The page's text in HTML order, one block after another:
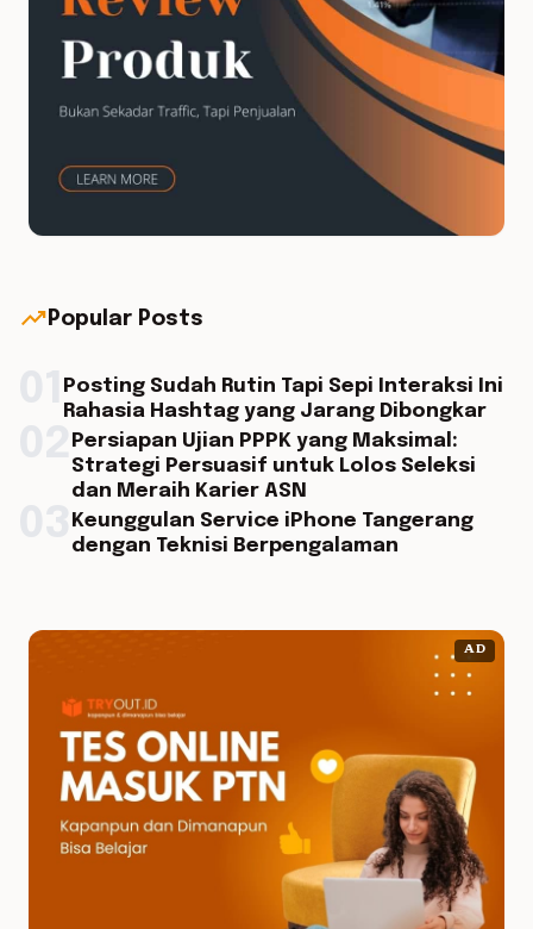
trending_up Popular Posts
Posting Sudah Rutin Tapi Sepi Interaksi Ini
Rahasia Hashtag yang Jarang Dibongkar
Persiapan Ujian PPPK yang Maksimal:
Strategi Persuasif untuk Lolos Seleksi
dan Meraih Karier ASN
Keunggulan Service iPhone Tangerang
dengan Teknisi Berpengalaman
AD